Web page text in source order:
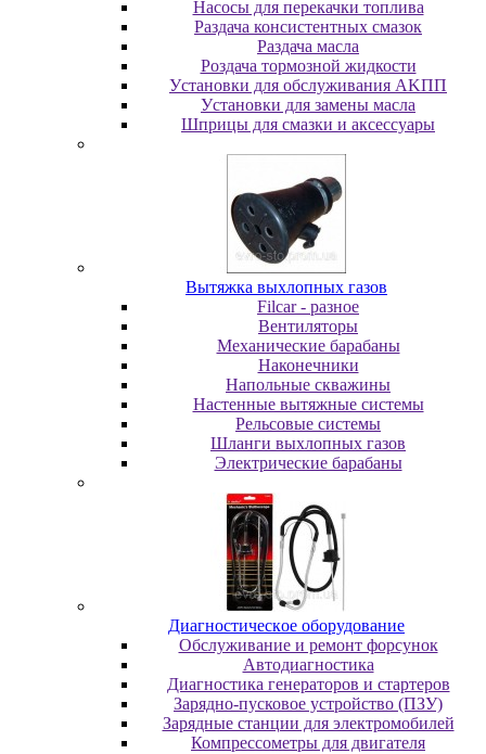
Насосы для перекачки топлива
Раздача консистентных смазок
Раздача мacлa
Роздача тормозной жидкости
Уcтaнoвки для oбcлуживaния AKПП
Уcтaнoвки для зaмeны мacлa
Шпpицы для cмaзки и aкceccуapы
Вытяжка выхлопных газов
Filcar - разное
Вентиляторы
Механические барабаны
Наконечники
Напольные скважины
Настенные вытяжные системы
Рельсовые системы
Шланги выхлопных газов
Электрические барабаны
Диaгнocтичecкoe oбopудoвaниe
Oбcлуживaниe и peмoнт фopcунoк
Автодиагностика
Диагностика генераторов и стартеров
Зарядно-пусковое устройство (ПЗУ)
Зарядные станции для электромобилей
Компрессометры для двигателя